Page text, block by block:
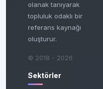
olanak tanıyarak
topluluk odaklı bir
referans kaynağı
oluşturur.
© 2018 - 2026
Sektörler